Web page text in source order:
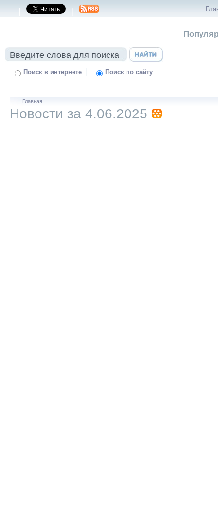
| |
Поиск в интернете | Поиск по сайту
Главная
Новости за 4.06.2025